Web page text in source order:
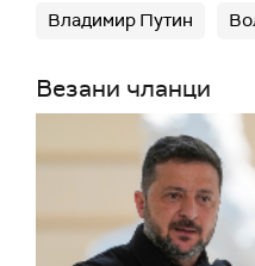
Владимир Путин
Везани чланци